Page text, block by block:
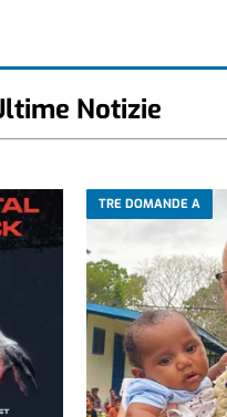
Notizie
TRE DOMANDE A